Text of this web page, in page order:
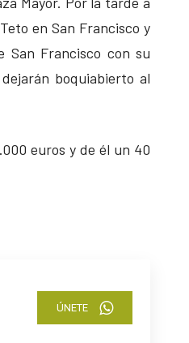
en San Francisco y
San Francisco con su
boquiabierto al
euros y de él un 40
ÚNETE